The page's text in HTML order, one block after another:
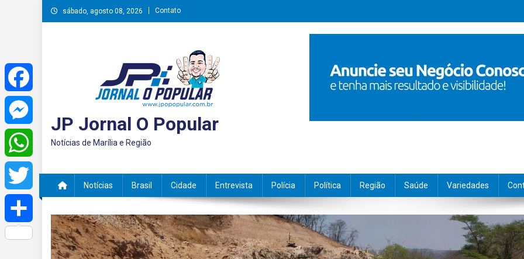
Skip
to
sábado, agosto 08, 2026 Contato
JP Jornal O Popular
Notícias de Marília e Região
Notícias Brasil Cidade Entrevista Polícia Política Região Saúde Variedades
Facebook
Messenger
WhatsApp
Twitter
Share